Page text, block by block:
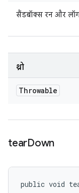
सैंडबॉक्स रन और
थ्रो
Throwable
tearDown
public void